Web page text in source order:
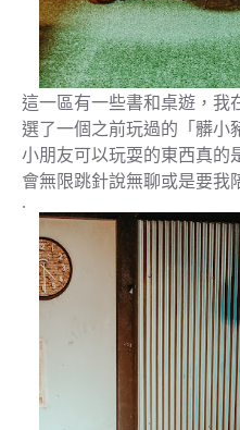
這一區有一些書和桌遊，我
選了一個之前玩過的「髒小
小朋友可以玩耍的東西真的
會無限跳針說無聊或是要我
.